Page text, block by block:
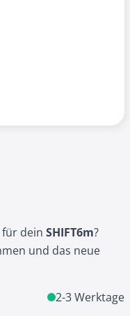
für dein SHIFT6m?
und das neue
2-3 Werktage